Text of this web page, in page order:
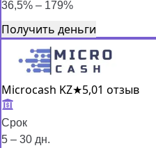
36,5% – 179%
Получить деньги
Microcash KZ★5,01 отзыв
Срок
5 – 30 дн.